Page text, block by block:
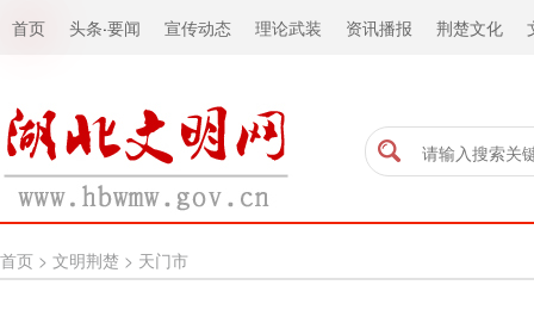
首页 头条·要闻 宣传动态 理论武装 资讯播报 荆楚文化
首页 > 文明荆楚 > 天门市